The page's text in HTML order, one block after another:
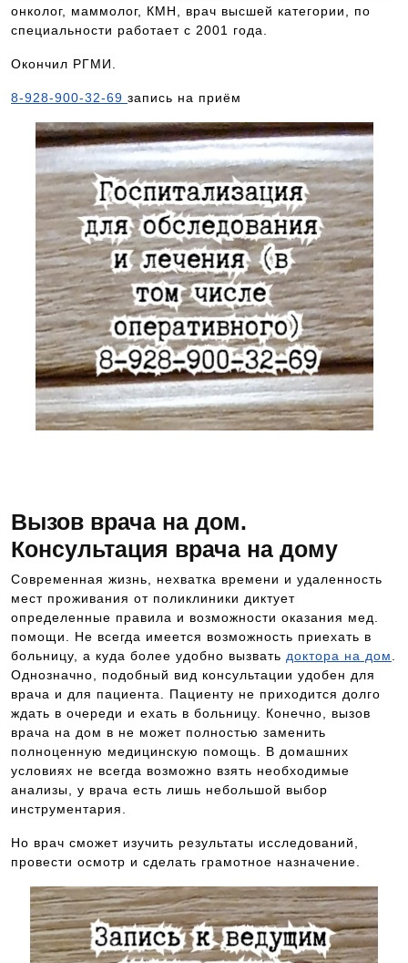
онколог, маммолог, КМН, врач высшей категории, по
специальности работает с 2001 года.
Окончил РГМИ.
8-928-900-32-69 запись на приём
Вызов врача на дом.
Консультация врача на дому
Современная жизнь, нехватка времени и удаленность
мест проживания от поликлиники диктует
определенные правила и возможности оказания мед.
помощи. Не всегда имеется возможность приехать в
больницу, а куда более удобно вызвать доктора на дом
Однозначно, подобный вид консультации удобен для
врача и для пациента. Пациенту не приходится долго
ждать в очереди и ехать в больницу. Конечно, вызов
врача на дом в не может полностью заменить
полноценную медицинскую помощь. В домашних
условиях не всегда возможно взять необходимые
анализы, у врача есть лишь небольшой выбор
инструментария.
Но врач сможет изучить результаты исследований,
провести осмотр и сделать грамотное назначение.